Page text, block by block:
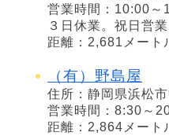
営業時間：10:00～
３日休業。祝日営業
距離：2,681メート
（有）野島屋
住所：静岡県浜松
営業時間：8:30～
距離：2,864メート